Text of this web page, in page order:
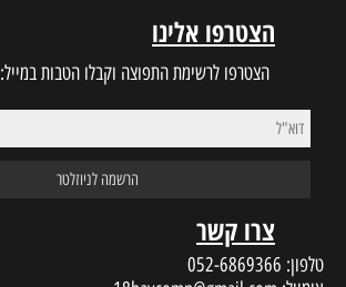
הצטרפו אלינו
הצטרפו לרשימת התפוצה וקבלו הטבות במייל:
צרו קשר
טלפון: 052-6869366